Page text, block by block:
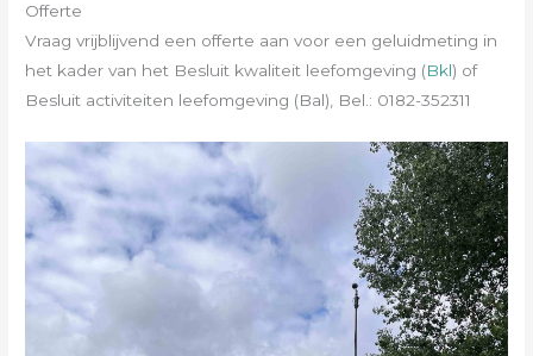
Offerte
Vraag vrijblijvend een offerte aan voor een geluidmeting in
het kader van het Besluit kwaliteit leefomgeving (Bkl) of
Besluit activiteiten leefomgeving (Bal), Bel.: 0182-352311